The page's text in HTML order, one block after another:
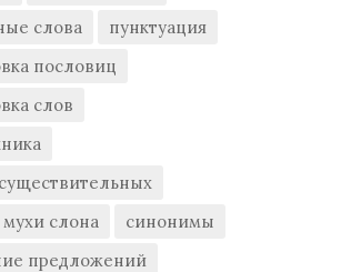
слова
пунктуация
пословиц
слов
слона
синонимы
предложений